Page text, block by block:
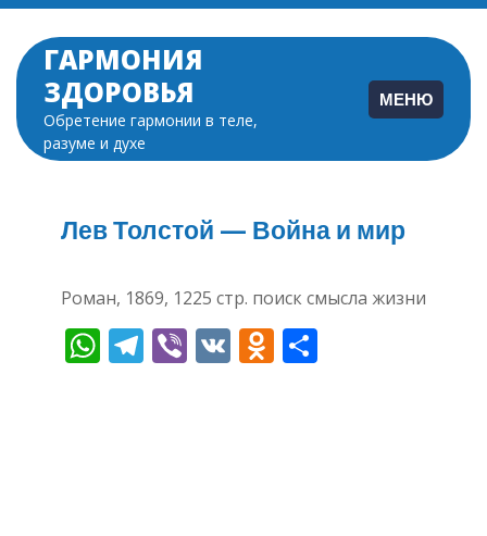
Перейти
содержимому
ГАРМОНИЯ
ЗДОРОВЬЯ
Обретение гармонии в теле,
разуме и духе
МЕНЮ
Лев Толстой — Война и мир
Роман, 1869, 1225 стр. поиск смысла жизни
WhatsApp
Telegram
Viber
VK